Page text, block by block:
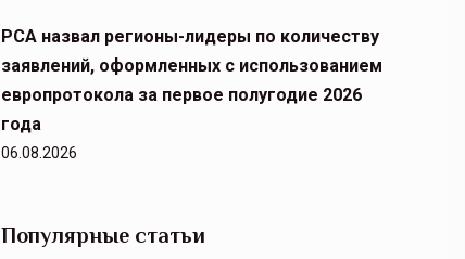
РСА назвал регионы-лидеры по количеству
заявлений, оформленных с использованием
европротокола за первое полугодие 2026
года
06.08.2026
Популярные статьи